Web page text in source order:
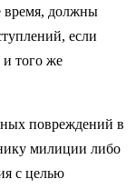
время, должны
если
того же
повреждений в
милиции либо
с целью